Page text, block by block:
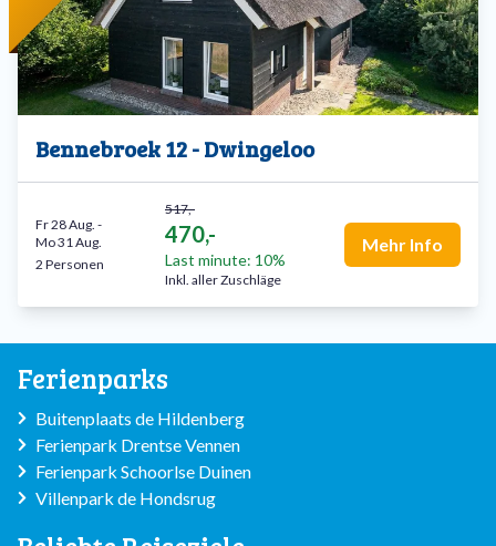
Bennebroek 12 - Dwingeloo
517,-
470,-
Last minute: 10%
Inkl. aller Zuschläge
Fr 28 Aug. -
Mo 31 Aug.
2 Personen
Mehr Info
Ferienparks
Buitenplaats de Hildenberg
Ferienpark Drentse Vennen
Ferienpark Schoorlse Duinen
Villenpark de Hondsrug